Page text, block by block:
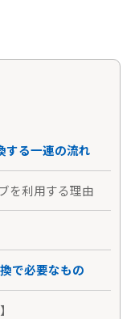
する一連の流れ
を利用する理由
で必要なもの